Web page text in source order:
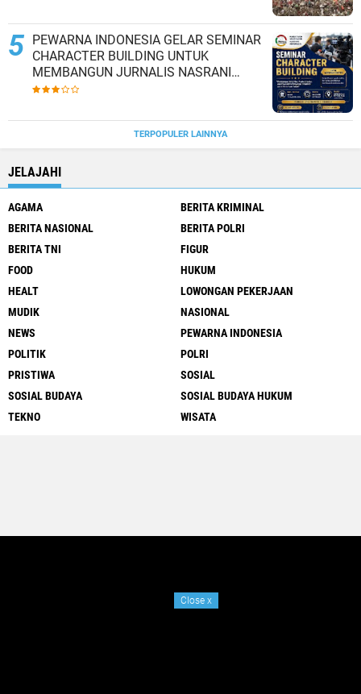
PEWARNA INDONESIA GELAR SEMINAR
CHARACTER BUILDING UNTUK
MEMBANGUN JURNALIS NASRANI
BERINTEGRITAS DAN BERDAMPAK*
TERPOPULER LAINNYA
JELAJAHI
AGAMA
BERITA KRIMINAL
BERITA NASIONAL
BERITA POLRI
BERITA TNI
FIGUR
FOOD
HUKUM
HEALT
LOWONGAN PEKERJAAN
MUDIK
NASIONAL
NEWS
PEWARNA INDONESIA
POLITIK
POLRI
PRISTIWA
SOSIAL
SOSIAL BUDAYA
SOSIAL BUDAYA HUKUM
TEKNO
WISATA
Close x